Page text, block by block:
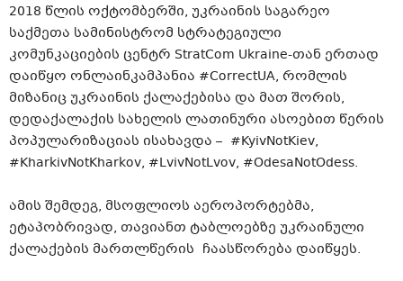
2018 წლის ოქტომბერში, უკრაინის საგარეო
საქმეთა სამინისტრომ სტრატეგიული
კომუნკაციების ცენტრ StratCom Ukraine-თან ერთად
დაიწყო ონლაინკამპანია #CorrectUA, რომლის
მიზანიც უკრაინის ქალაქებისა და მათ შორის,
დედაქალაქის სახელის ლათინური ასოებით წერის
პოპულარიზაციას ისახავდა – #KyivNotKiev,
#KharkivNotKharkov, #LvivNotLvov, #OdesaNotOdess.
ამის შემდეგ, მსოფლიოს აეროპორტებმა,
ეტაპობრივად, თავიანთ ტაბლოებზე უკრაინული
ქალაქების მართლწერის ჩაასწორება დაიწყეს.